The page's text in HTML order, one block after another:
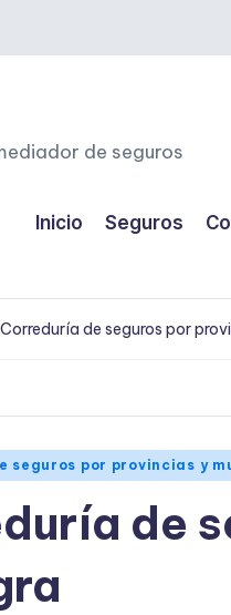
de seguros
Inicio Seguros
Correduría de seguros por
seguros por provincias y
de